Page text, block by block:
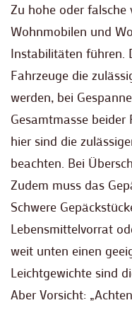
Zu hohe oder falsche
Wohnmobilen und
Instabilitäten führen.
Fahrzeuge die
werden, bei
Gesamtmasse beider
hier sind die
beachten. Bei
Zudem muss das
Schwere
Lebensmittelvorrat
weit unten einen
Leichtgewichte sind
Aber Vorsicht: